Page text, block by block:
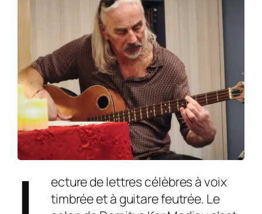
ecture de lettres célèbres à voix
timbrée et à guitare feutrée. Le